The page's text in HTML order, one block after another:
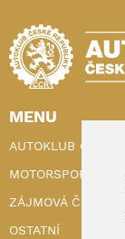
MENU
AUTOKLUB ČR
MOTORSPORT
ZÁJMOVÁ ČINNOST
OSTATNÍ